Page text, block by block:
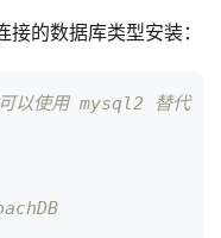
的数据库类型安装：
以使用 mysql2 替代